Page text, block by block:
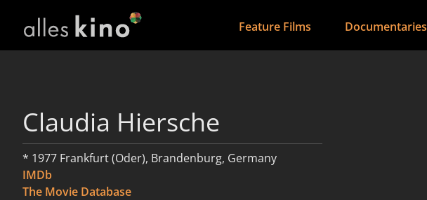
Feature Films Documentaries
Claudia Hiersche
* 1977 Frankfurt (Oder), Brandenburg, Germany
IMDb
The Movie Database